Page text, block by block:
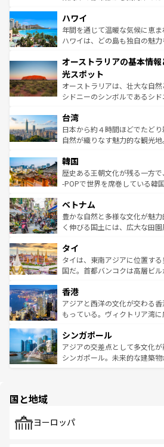
着のスイス情報は
のような巨大都市は、観光、シ
ンメントが詰まった刺激的な
西部には大自然が広がり、グ
部のニューオーリンズでは、音
文化が魅力。旅行者はアメリカ
しみながら、その多様性と豊か
るだろう。車でのロードトリッ
情報は
ハワイ
年間を通じて温暖な気候に恵
ハワイは、どの島も独自の魅
ワイ島は見逃せない。また、
島だが、静かな自然を求めるな
おすすめ。エメラルドグリーン
文化や歴史が息づいている。
人々、おいしいローカルフード
ク、伝統的なフラダンスなど
っている。訪れるたびに新しい
はコンテンツ一覧
オーストラリアの基本情
光スポット
オーストラリアは、壮大な自然
シドニーのシンボルであるシ
リアリーフや大陸中央部にそび
ク）、タスマニアの美しい原
ど、見どころがたくさん。ま
いる。アクティビティも充実し
ビング、ハイキングなど、ア
い。オーストラリアの多彩な
参照してほしい。
台湾
日本から約４時間ほどでたど
自然が織りなす魅力的な観光
ン）、静ひつな山岳地帯である
と山間の静けさが共存してお
驚きをもたらしてくれる。ま
容にもいいと評判のスイーツな
が味わえる。 なお、新着の
照してほしい。
韓国
歴史ある王朝文化が残る一方
-POPで世界を席巻している韓
き、地方に足を延ばせば四季折
できる。そして、キムチや焼
まで、さまざまな韓国料理が
リティに包まれながら、韓国の
わってみてほしい
覧を参照してほしい。
ベトナム
豊かな自然と多様な文化が魅
く伸びる国土には、広大な田
急速な発展と共に伝統が息づく
ーチミン市のフランス統治時
醸し出している。また、バラ
とつ。フォーやバインミー、ベ
ひ現地で味わいたい。どの地
が旅行者を迎えてくれるので
参照してほしい。
タイ
タイは、東南アジアに位置す
国だ。首都バンコクは高層ビ
の活気が交差している。北部で
帯で自然と触れ合い、南部で
いビーチでリゾート気分を楽
激する。気候は一年中温暖で、
が待っている。親しみやすい
た文化、そして多様な観光資
香港
アジアと西洋の文化が交わる
もっている。ヴィクトリア湾
み、どこを訪れても感動するは
ており、効率よく見どころを
うな絶景から文化的な体験ま
シンガポール
アジアの交差点として多文化
シンガポール。未来的な建築
で、ホーカーズは地元の風情を
国と地域
ヨーロッパ